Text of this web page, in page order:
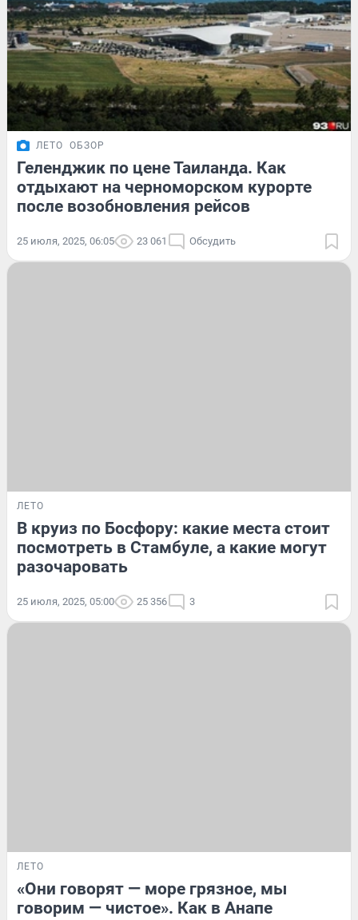
ЛЕТО ОБЗОР
Геленджик по цене Таиланда. Как
отдыхают на черноморском курорте
после возобновления рейсов
25 июля, 2025, 06:05 23 061 Обсудить
ЛЕТО
В круиз по Босфору: какие места стоит
посмотреть в Стамбуле, а какие могут
разочаровать
25 июля, 2025, 05:00 25 356 3
ЛЕТО
«Они говорят — море грязное, мы
говорим — чистое». Как в Анапе